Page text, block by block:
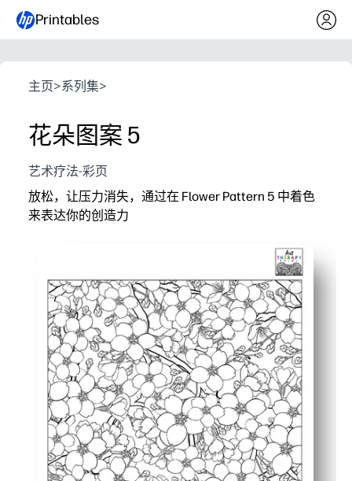
Printables
主页>系列集>
花朵图案 5
艺术疗法-彩页
放松，让压力消失，通过在 Flower Pattern 5 中着色
来表达你的创造力
几秒钟内即可准备就绪-打印并开始着色，无需准备
错综复杂的花艺设计鼓励参与度，同时培养专注力和毅
支持精细动作技能和色彩规划-非常适合在角落放松心
根据兄弟姐妹或学生的需要重印-可使用蜡笔、记号笔